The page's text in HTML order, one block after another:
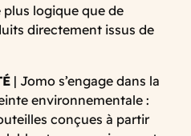
logique que de
directement issus de
| Jomo s’engage dans la
environnementale :
conçues à partir